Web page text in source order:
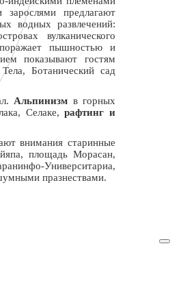
предлагают
водных развлечений:
вулканического
поражает пышностью и
показывают гостям
Ботанический сад
Альпинизм в горных
Селаке,рафтинг и
внимания старинные
площадь Морасан,
Университариа,
празнествами.